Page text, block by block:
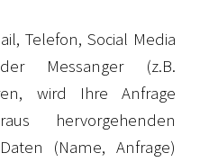
Telefon, Social Media
Messanger (z.B.
wird Ihre Anfrage
hervorgehenden
(Name, Anfrage)